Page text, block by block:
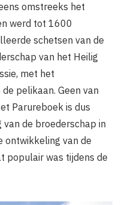
omstreeks het
werd tot 1600
schetsen van de
van het Heilig
met het
pelikaan. Geen van
Parureboek is dus
de broederschap in
ontwikkeling van de
populair was tijdens de